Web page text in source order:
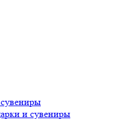
и сувениры